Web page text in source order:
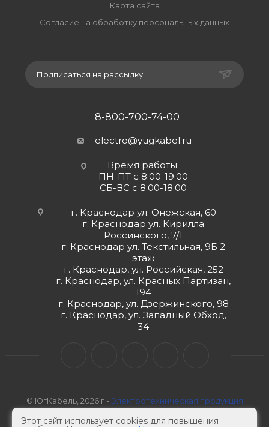
Карта сайта
Согласие на обработку персональных данных
Подписаться на рассылку
8-800-700-74-00
electro@yugkabel.ru
Время работы:
ПН-ПТ с 8:00-19:00
СБ-ВС с 8:00-18:00
г. Краснодар ул. Онежская, 60
г. Краснодар ул. Кирилла
Россинского, 7/1
г. Краснодар ул. Текстильная, 9Б 2
этаж
г. Краснодар, ул. Российская, 252
г. Краснодар, ул. Красных Партизан,
194
г. Краснодар, ул. Дзержинского, 98
г. Краснодар, ул. Западный Обход,
34
© ЮгКабель, 2026 г - Электротехническая продукция
Этот сайт использует cookies для повышения